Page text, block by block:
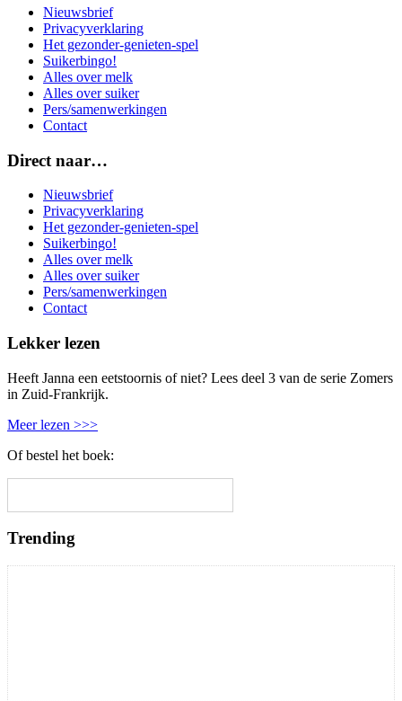
Nieuwsbrief
Privacyverklaring
Het gezonder-genieten-spel
Suikerbingo!
Alles over melk
Alles over suiker
Pers/samenwerkingen
Contact
Footer
Direct naar…
Nieuwsbrief
Privacyverklaring
Het gezonder-genieten-spel
Suikerbingo!
Alles over melk
Alles over suiker
Pers/samenwerkingen
Contact
Lekker lezen
Heeft Janna een eetstoornis of niet? Lees deel 3 van de serie Zomers
in Zuid-Frankrijk.
Meer lezen >>>
Of bestel het boek:
Trending